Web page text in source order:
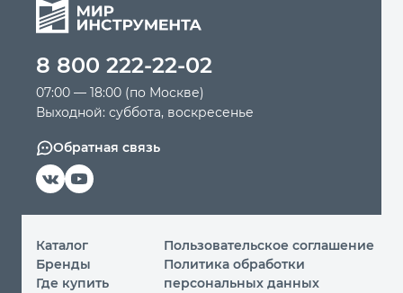
Силовое оборудование
Автомобильный инструмент
Крепежный инструмент
Режущий инструмент
Прочий инструмент
8 800 222-22-02
07:00 — 18:00 (по Москве)
Выходной: суббота, воскресенье
Обратная связь
Каталог
Бренды
Где купить
Пользовательское соглашение
Политика обработки
персональных данных